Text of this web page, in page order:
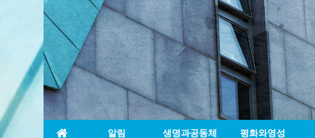
알림 생명과공동체 평화와영성